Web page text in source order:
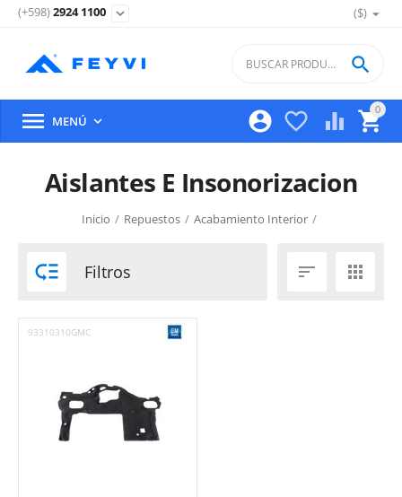
($)
(+598)2924 1100 expand_more
0

 


 MENÚ 
Aislantes E Insonorizacion
Inicio / Repuestos / Acabamiento Interior /
 Filtros  
93310310GMC